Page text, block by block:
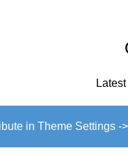
in Theme Settings -